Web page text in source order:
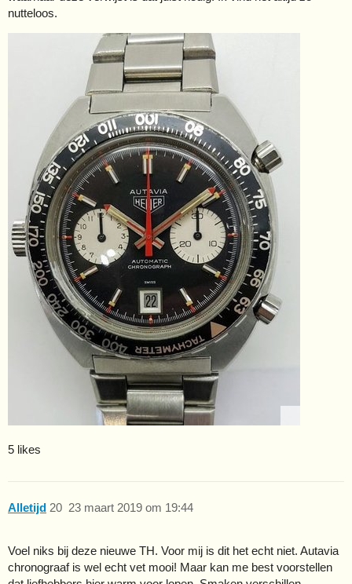
nutteloos.
5 likes
Alletijd 23 maart 2019 om 19:44
20
Voel niks bij deze nieuwe TH. Voor mij is dit het echt niet. Autavia
chronograaf is wel echt vet mooi! Maar kan me best voorstellen